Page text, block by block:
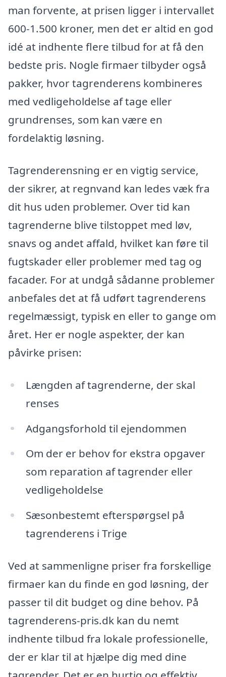
man forvente, at prisen ligger i intervallet
600-1.500 kroner, men det er altid en god
idé at indhente flere tilbud for at få den
bedste pris. Nogle firmaer tilbyder også
pakker, hvor tagrenderens kombineres
med vedligeholdelse af tage eller
grundrenses, som kan være en
fordelaktig løsning.
Tagrenderensning er en vigtig service,
der sikrer, at regnvand kan ledes væk fra
dit hus uden problemer. Over tid kan
tagrenderne blive tilstoppet med løv,
snavs og andet affald, hvilket kan føre til
fugtskader eller problemer med tag og
facader. For at undgå sådanne problemer
anbefales det at få udført tagrenderens
regelmæssigt, typisk en eller to gange om
året. Her er nogle aspekter, der kan
påvirke prisen:
Længden af tagrenderne, der skal
renses
Adgangsforhold til ejendommen
Om der er behov for ekstra opgaver
som reparation af tagrender eller
vedligeholdelse
Sæsonbestemt efterspørgsel på
tagrenderens i Trige
Ved at sammenligne priser fra forskellige
firmaer kan du finde en god løsning, der
passer til dit budget og dine behov. På
tagrenderens-pris.dk kan du nemt
indhente tilbud fra lokale professionelle,
der er klar til at hjælpe dig med dine